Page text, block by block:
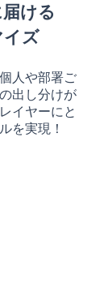
ける
イズ
人や部署ご
出し分けが
イヤーにと
を実現！